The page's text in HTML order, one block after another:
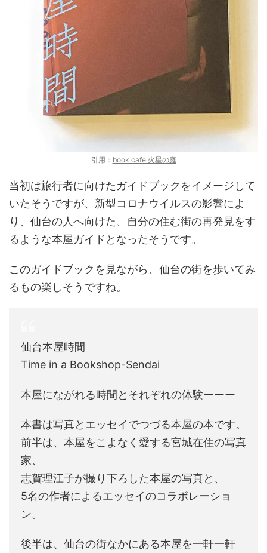
引用： book cafe 火星の庭
当初は旅行者に向けたガイドブックをイメージして
いたそうですが、新型コロナウイルスの影響によ
り、仙台の人へ向けた、自分の住む街の再発見をす
るような本屋ガイドとなったそうです。
このガイドブックを見ながら、仙台の街を歩いてみ
るもの楽しそうですね。
仙台本屋時間
Time in a Bookshop-Sendai
本屋にながれる時間とそれぞれの体験ーーー
本書は写真とエッセイでつづる本屋の本です。
前半は、本屋をこよなく愛する宮城在住の写真
家、
志賀理江子が撮り下ろした本屋の写真と、
5名の作者によるエッセイのコラボレーショ
ン。
後半は、仙台の街なかにある本屋を一軒一軒